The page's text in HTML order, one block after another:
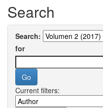
Search
Search:
for
Current filters: